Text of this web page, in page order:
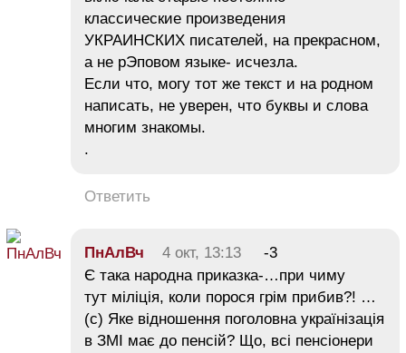
классические произведения
УКРАИНСКИХ писателей, на прекрасном,
а не рЭповом языке- исчезла.
Если что, могу тот же текст и на родном
написать, не уверен, что буквы и слова
многим знакомы.
.
Ответить
ПнАлВч 4 окт, 13:13
-3
Є така народна приказка-…при чиму
тут міліція, коли порося грім прибив?! …
(с) Яке відношення поголовна українізація
в ЗМІ має до пенсій? Що, всі пенсіонери